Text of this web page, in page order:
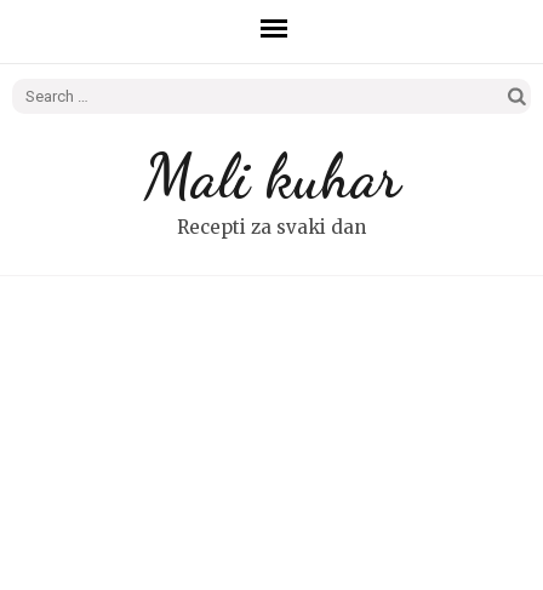
Search
Mali kuhar
Recepti za svaki dan